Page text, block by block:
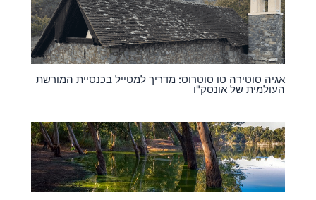
אגיה סוטירה טו סוטרוס: מדריך למטייל בכנסיית המורשת
העולמית של אונסק"ו